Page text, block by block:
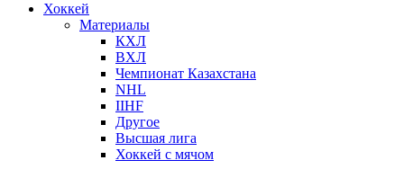
Хоккей
Материалы
КХЛ
ВХЛ
Чемпионат Казахстана
NHL
IIHF
Другое
Высшая лига
Хоккей с мячом